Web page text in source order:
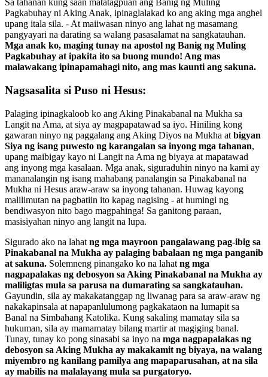
Sa tahanan kung saan matatagpuan ang Banig ng Muling
Pagkabuhay ni Aking Anak, ipinaglalakad ko ang aking mga anghel
upang itala sila. - At maiiwasan ninyo ang lahat ng masamang
pangyayari na darating sa walang pasasalamat na sangkatauhan.
Mga anak ko, maging tunay na apostol ng Banig ng Muling
Pagkabuhay at ipakita ito sa buong mundo! Ang mas
malawakang ipinapamahagi nito, ang mas kaunti ang sakuna.
Nagsasalita si Puso ni Hesus:
Palaging ipinagkaloob ko ang Aking Pinakabanal na Mukha sa
Langit na Ama, at siya ay magpapatawad sa iyo. Hiniling kong
gawaran ninyo ng paggalang ang Aking Diyos na Mukha at bigyan
Siya ng isang puwesto ng karangalan sa inyong mga tahanan,
upang maibigay kayo ni Langit na Ama ng biyaya at mapatawad
ang inyong mga kasalaan. Mga anak, siguraduhin ninyo na kami ay
mananalangin ng isang mahabang panalangin sa Pinakabanal na
Mukha ni Hesus araw-araw sa inyong tahanan. Huwag kayong
malilimutan na pagbatiin ito kapag nagising - at humingi ng
bendiwasyon nito bago magpahinga! Sa ganitong paraan,
masisiyahan ninyo ang langit na lupa.
Sigurado ako na lahat ng mga mayroon pangalawang pag-ibig sa
Pinakabanal na Mukha ay palaging babalaan ng mga panganib
at sakuna. Solemneng pinangako ko na lahat ng mga
nagpapalakas ng debosyon sa Aking Pinakabanal na Mukha ay
maliligtas mula sa parusa na dumarating sa sangkatauhan.
Gayundin, sila ay makakatanggap ng liwanag para sa araw-araw ng
nakakapinsala at napapanlulumong pagkakataon na lumapit sa
Banal na Simbahang Katolika. Kung sakaling mamatay sila sa
hukuman, sila ay mamamatay bilang martir at magiging banal.
Tunay, tunay ko pong sinasabi sa inyo na mga nagpapalakas ng
debosyon sa Aking Mukha ay makakamit ng biyaya, na walang
miyembro ng kanilang pamilya ang mapaparusahan, at na sila
ay mabilis na malalayang mula sa purgatoryo.